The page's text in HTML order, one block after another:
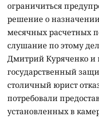
ограничиться
решение о
месячных расчетных
слушание по этому
Дмитрий Куряченко и
государственный
столичный юрист
потребовали
установленных в